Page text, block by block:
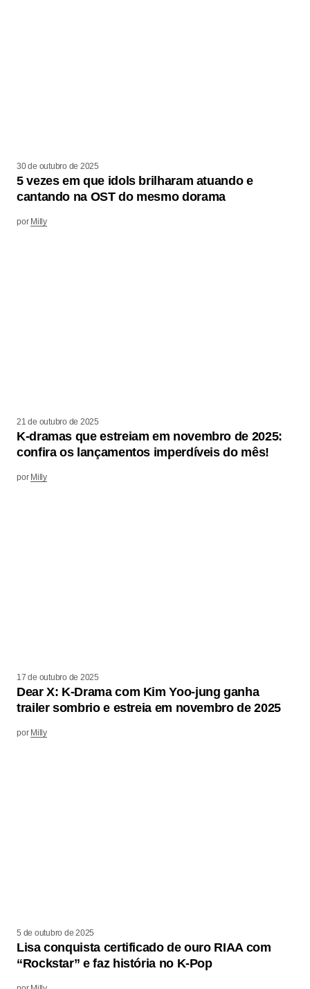
30 de outubro de 2025
5 vezes em que idols brilharam atuando e
cantando na OST do mesmo dorama
por Milly
21 de outubro de 2025
K-dramas que estreiam em novembro de 2025:
confira os lançamentos imperdíveis do mês!
por Milly
17 de outubro de 2025
Dear X: K-Drama com Kim Yoo-jung ganha
trailer sombrio e estreia em novembro de 2025
por Milly
5 de outubro de 2025
Lisa conquista certificado de ouro RIAA com
“Rockstar” e faz história no K-Pop